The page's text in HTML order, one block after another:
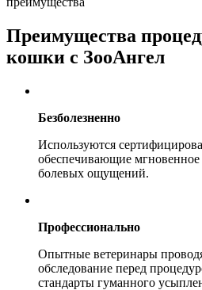
Преимущества
кошки с ЗооАнгел
Безболезненно
Используются
обеспечивающие мгновенное
болевых ощущений.
Профессионально
Опытные ветеринары
обследование перед
стандарты гуманного